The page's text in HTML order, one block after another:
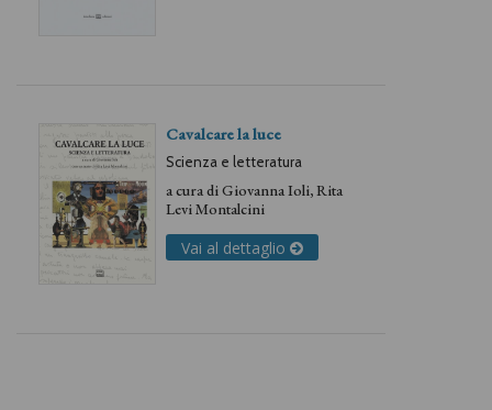
Cavalcare la luce
Scienza e letteratura
a cura diGiovanna Ioli,Rita
Levi Montalcini
Vai al dettaglio